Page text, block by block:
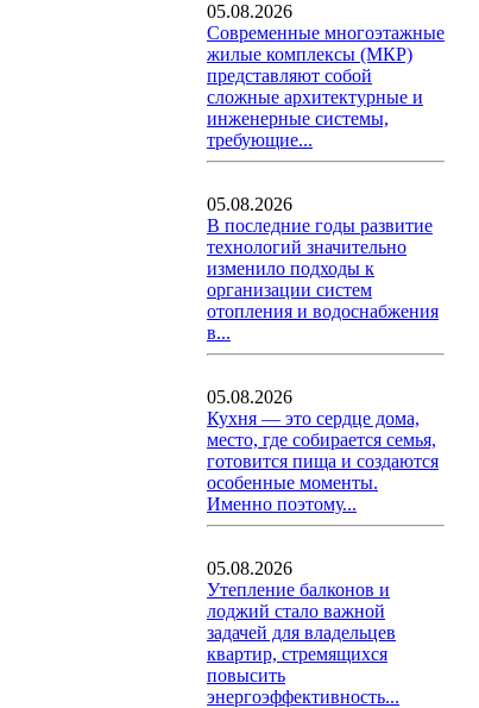
05.08.2026
Современные многоэтажные
жилые комплексы (МКР)
представляют собой
сложные архитектурные и
инженерные системы,
требующие...
05.08.2026
В последние годы развитие
технологий значительно
изменило подходы к
организации систем
отопления и водоснабжения
в...
05.08.2026
Кухня — это сердце дома,
место, где собирается семья,
готовится пища и создаются
особенные моменты.
Именно поэтому...
05.08.2026
Утепление балконов и
лоджий стало важной
задачей для владельцев
квартир, стремящихся
повысить
энергоэффективность...